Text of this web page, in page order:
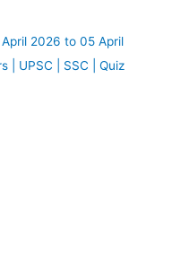
2026 to 05 April
| UPSC | SSC | Quiz